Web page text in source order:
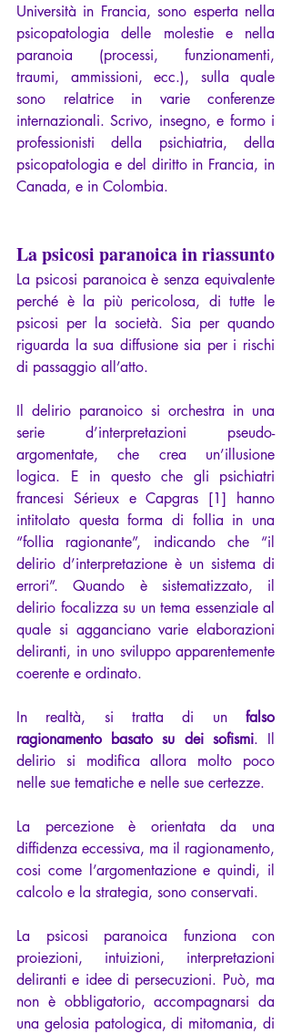
Università in Francia, sono esperta nella
psicopatologia delle molestie e nella
paranoia (processi, funzionamenti,
traumi, ammissioni, ecc.), sulla quale
sono relatrice in varie conferenze
internazionali. Scrivo, insegno, e formo i
professionisti della psichiatria, della
psicopatologia e del diritto in Francia, in
Canada, e in Colombia.
La psicosi paranoica in riassunto
La psicosi paranoica è senza equivalente
perché è la più pericolosa, di tutte le
psicosi per la società. Sia per quando
riguarda la sua diffusione sia per i rischi
di passaggio all’atto.
Il delirio paranoico si orchestra in una
serie d’interpretazioni pseudo-
argomentate, che crea un’illusione
logica. E in questo che gli psichiatri
francesi Sérieux e Capgras [1] hanno
intitolato questa forma di follia in una
“follia ragionante”, indicando che “il
delirio d’interpretazione è un sistema di
errori”. Quando è sistematizzato, il
delirio focalizza su un tema essenziale al
quale si agganciano varie elaborazioni
deliranti, in uno sviluppo apparentemente
coerente e ordinato.
In realtà, si tratta di un falso
ragionamento basato su dei sofismi. Il
delirio si modifica allora molto poco
nelle sue tematiche e nelle sue certezze.
La percezione è orientata da una
diffidenza eccessiva, ma il ragionamento,
cosi come l’argomentazione e quindi, il
calcolo e la strategia, sono conservati.
La psicosi paranoica funziona con
proiezioni, intuizioni, interpretazioni
deliranti e idee di persecuzioni. Può, ma
non è obbligatorio, accompagnarsi da
una gelosia patologica, di mitomania, di